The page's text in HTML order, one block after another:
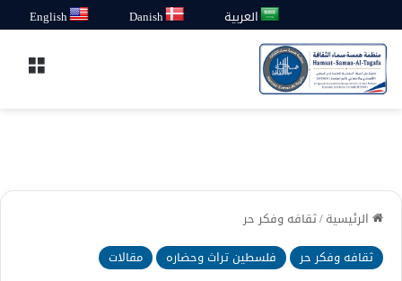
العربية Danish
English
الرئيسية/ثقافه وفكر حر
ثقافه وفكر حر
فلسطين تراث وحضاره مقالات